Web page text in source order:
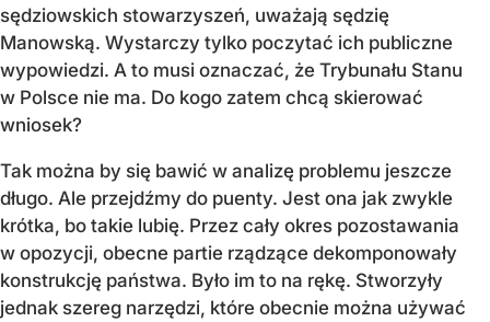
sędziowskich stowarzyszeń, uważają sędzię
Manowską. Wystarczy tylko poczytać ich publiczne
wypowiedzi. A to musi oznaczać, że Trybunału Stanu
w Polsce nie ma. Do kogo zatem chcą skierować
wniosek?
Tak można by się bawić w analizę problemu jeszcze
długo. Ale przejdźmy do puenty. Jest ona jak zwykle
krótka, bo takie lubię. Przez cały okres pozostawania
w opozycji, obecne partie rządzące dekomponowały
konstrukcję państwa. Było im to na rękę. Stworzyły
jednak szereg narzędzi, które obecnie można używać